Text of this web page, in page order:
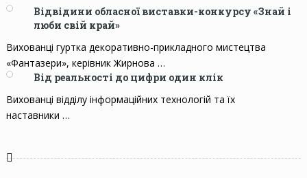
Відвідини обласної виставки-конкурсу «Знай і
люби свій край»
Вихованці гуртка декоративно-прикладного мистецтва
«Фантазери», керівник Жирнова …
Від реальності до цифри один клік
Вихованці відділу інформаційних технологій та їх
наставники …